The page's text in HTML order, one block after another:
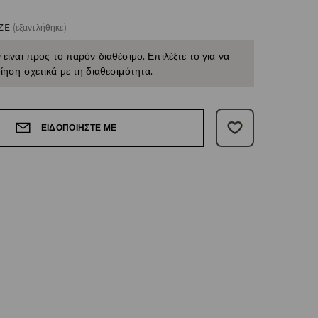
(εξαντλήθηκε)
προς το παρόν διαθέσιμο. Επιλέξτε το για να
σχετικά με τη διαθεσιμότητα.
ΕΙΔΟΠΟΙΉΣΤΕ ΜΕ